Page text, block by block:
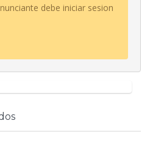
debe iniciar sesion